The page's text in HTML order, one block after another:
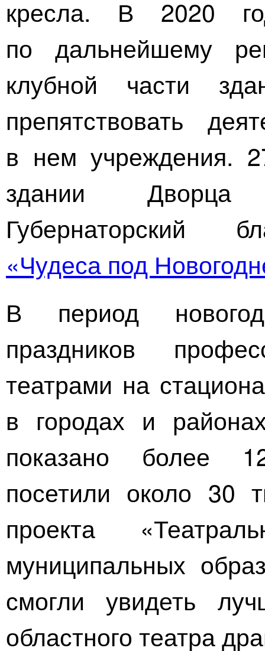
кресла. В 2020
по дальнейшему
клубной части
препятствовать
в нем учреждения.
здании Дворца
Губернаторский
«Чудеса под
В период
праздников
театрами на
в городах и
показано более
посетили около 30
проекта
муниципальных
смогли увидеть
областного театра